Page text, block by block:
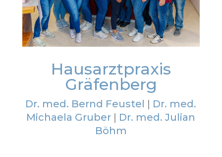
Hausarztpraxis
Gräfenberg
Dr. med. Bernd Feustel | Dr. med.
Michaela Gruber | Dr. med. Julian
Böhm